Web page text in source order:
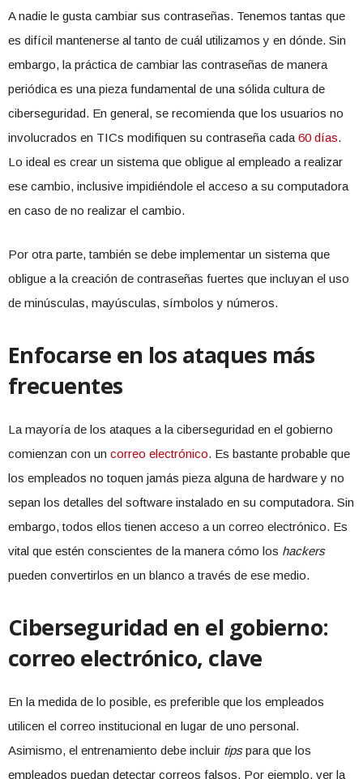
A nadie le gusta cambiar sus contraseñas. Tenemos tantas que
es difícil mantenerse al tanto de cuál utilizamos y en dónde. Sin
embargo, la práctica de cambiar las contraseñas de manera
periódica es una pieza fundamental de una sólida cultura de
ciberseguridad. En general, se recomienda que los usuarios no
involucrados en TICs modifiquen su contraseña cada 60 días.
Lo ideal es crear un sistema que obligue al empleado a realizar
ese cambio, inclusive impidiéndole el acceso a su computadora
en caso de no realizar el cambio.
Por otra parte, también se debe implementar un sistema que
obligue a la creación de contraseñas fuertes que incluyan el uso
de minúsculas, mayúsculas, símbolos y números.
Enfocarse en los ataques más
frecuentes
La mayoría de los ataques a la ciberseguridad en el gobierno
comienzan con un correo electrónico. Es bastante probable que
los empleados no toquen jamás pieza alguna de hardware y no
sepan los detalles del software instalado en su computadora. Sin
embargo, todos ellos tienen acceso a un correo electrónico. Es
vital que estén conscientes de la manera cómo los hackers
pueden convertirlos en un blanco a través de ese medio.
Ciberseguridad en el gobierno:
correo electrónico, clave
En la medida de lo posible, es preferible que los empleados
utilicen el correo institucional en lugar de uno personal.
Asimismo, el entrenamiento debe incluir tipspara que los
empleados puedan detectar correos falsos. Por ejemplo, ver la